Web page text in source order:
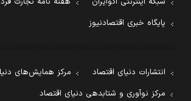
پایگاه خبری اقتصادنیوز
انتشارات دنیای اقتصاد
مرکز همایش‌های
مرکز نوآوری و شتابدهی دنیای اقتصاد